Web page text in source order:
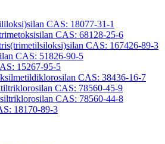
CAS: 18077-31-1
CAS: 68128-25-6
CAS: 167426-89-3
CAS: 51826-90-5
15267-95-5
CAS: 38436-16-7
CAS: 78560-45-9
CAS: 78560-44-8
18170-89-3